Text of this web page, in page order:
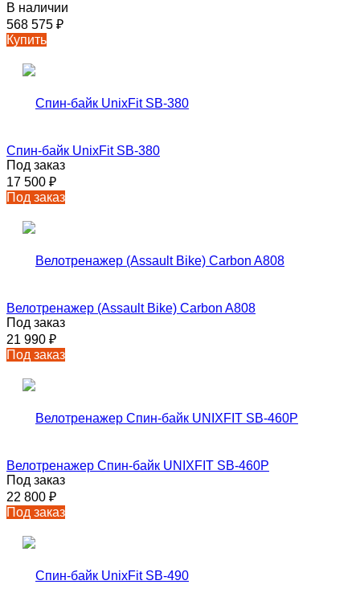
В наличии
568 575 ₽
Купить
Спин-байк UnixFit SB-380
Под заказ
17 500 ₽
Под заказ
Велотренажер (Assault Bike) Carbon A808
Под заказ
21 990 ₽
Под заказ
Велотренажер Спин-байк UNIXFIT SB-460P
Под заказ
22 800 ₽
Под заказ